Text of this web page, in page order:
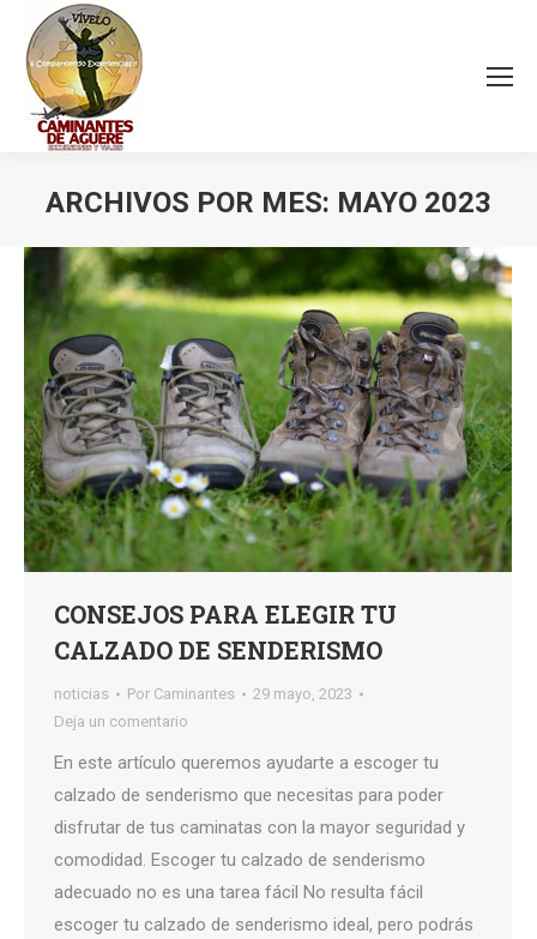
ARCHIVOS POR MES: MAYO 2023
CONSEJOS PARA ELEGIR TU
CALZADO DE SENDERISMO
noticias Por Caminantes
29 mayo, 2023
Deja un comentario
En este artículo queremos ayudarte a escoger tu
calzado de senderismo que necesitas para poder
disfrutar de tus caminatas con la mayor seguridad y
comodidad. Escoger tu calzado de senderismo
adecuado no es una tarea fácil No resulta fácil
escoger tu calzado de senderismo ideal, pero podrás